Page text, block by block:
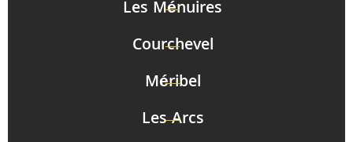
Les Ménuires
Courchevel
Méribel
Les Arcs